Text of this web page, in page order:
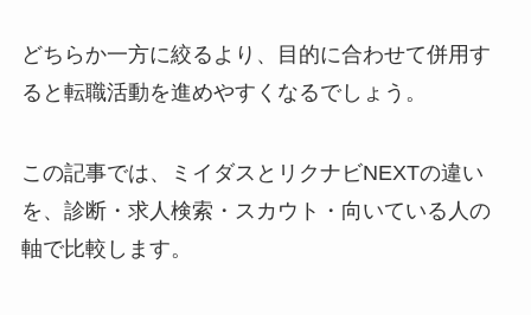
どちらか一方に絞るより、目的に合わせて併用す
ると転職活動を進めやすくなるでしょう。
この記事では、ミイダスとリクナビNEXTの違い
を、診断・求人検索・スカウト・向いている人の
軸で比較します。